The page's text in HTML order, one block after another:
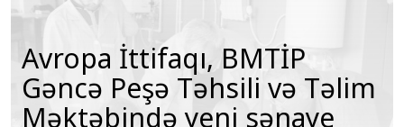
Avropa İttifaqı, BMTİP
Gəncə Peşə Təhsili və Təlim
Məktəbində yeni sənaye